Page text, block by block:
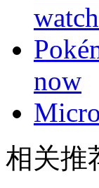
now
相关推